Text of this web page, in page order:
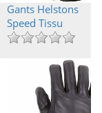
Gants Helstons
Speed Tissu